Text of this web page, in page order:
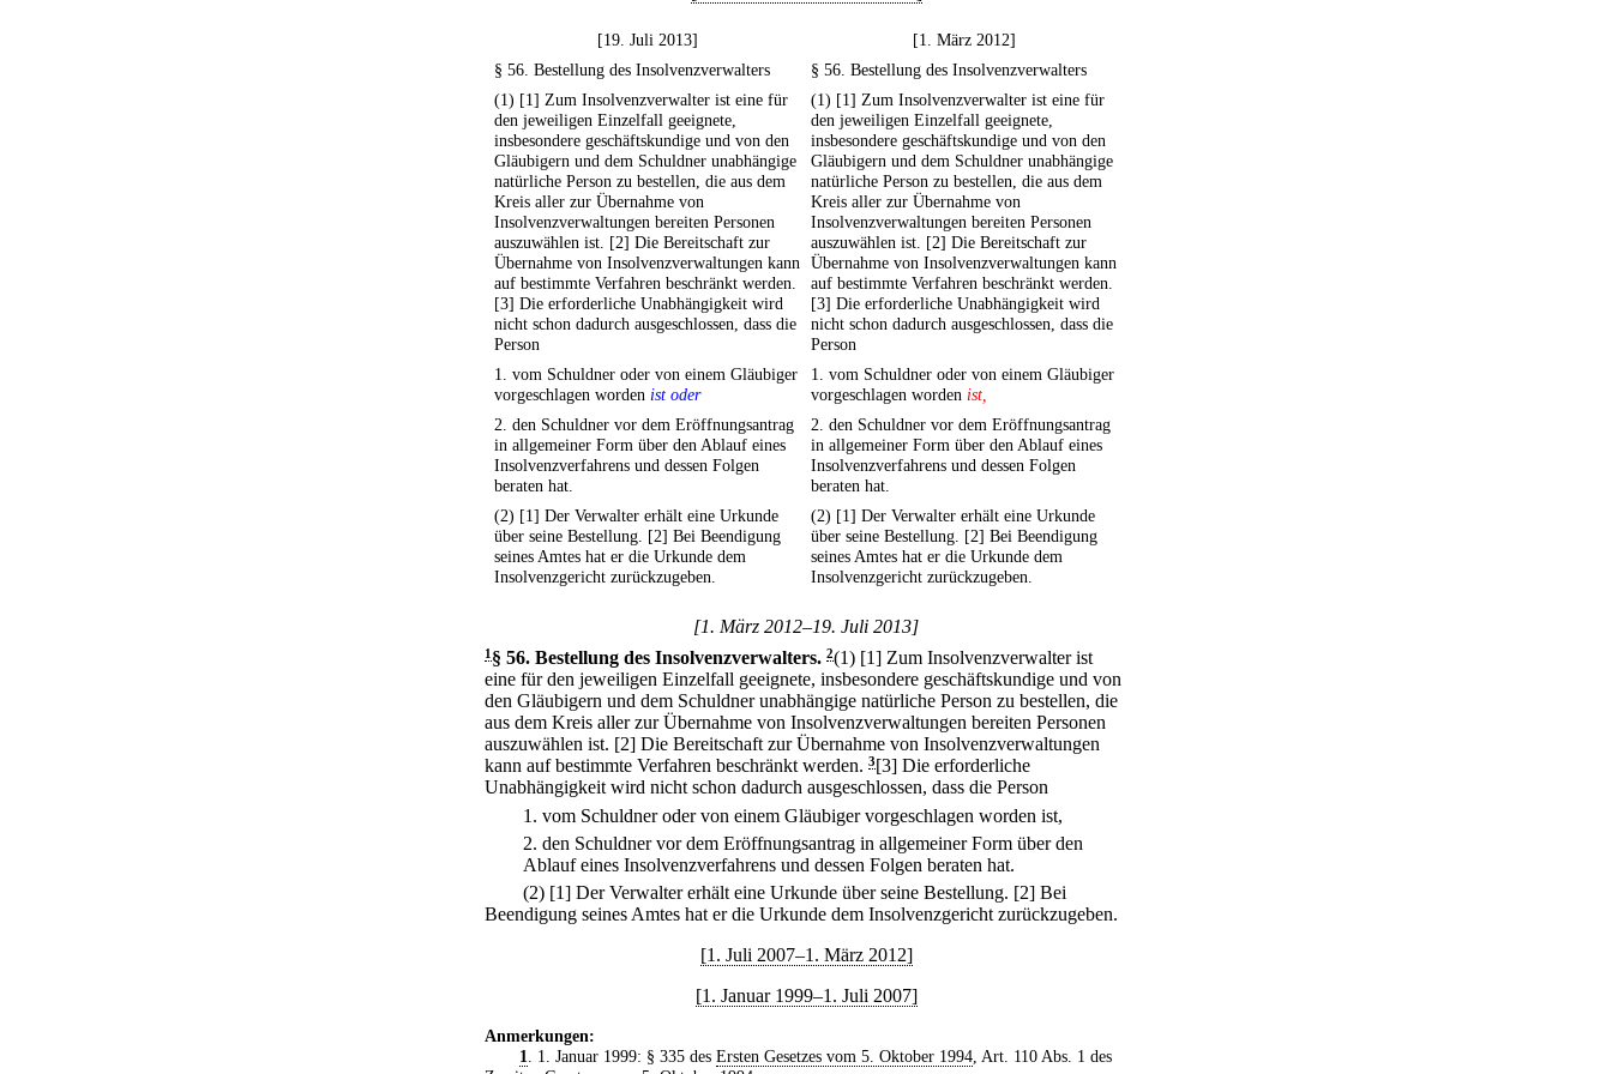
[19. Juli 2013]
[1. März 2012]
§ 56. Bestellung des Insolvenzverwalters
§ 56. Bestellung des Insolvenzverwalters
(1) [1] Zum Insolvenzverwalter ist eine für
den jeweiligen Einzelfall geeignete,
insbesondere geschäftskundige und von den
Gläubigern und dem Schuldner unabhängige
natürliche Person zu bestellen, die aus dem
Kreis aller zur Übernahme von
Insolvenzverwaltungen bereiten Personen
auszuwählen ist. [2] Die Bereitschaft zur
Übernahme von Insolvenzverwaltungen kann
auf bestimmte Verfahren beschränkt werden.
[3] Die erforderliche Unabhängigkeit wird
nicht schon dadurch ausgeschlossen, dass die
Person
(1) [1] Zum Insolvenzverwalter ist eine für
den jeweiligen Einzelfall geeignete,
insbesondere geschäftskundige und von den
Gläubigern und dem Schuldner unabhängige
natürliche Person zu bestellen, die aus dem
Kreis aller zur Übernahme von
Insolvenzverwaltungen bereiten Personen
auszuwählen ist. [2] Die Bereitschaft zur
Übernahme von Insolvenzverwaltungen kann
auf bestimmte Verfahren beschränkt werden.
[3] Die erforderliche Unabhängigkeit wird
nicht schon dadurch ausgeschlossen, dass die
Person
1. vom Schuldner oder von einem Gläubiger
vorgeschlagen worden ist oder
1. vom Schuldner oder von einem Gläubiger
vorgeschlagen worden ist,
2. den Schuldner vor dem Eröffnungsantrag
in allgemeiner Form über den Ablauf eines
Insolvenzverfahrens und dessen Folgen
beraten hat.
2. den Schuldner vor dem Eröffnungsantrag
in allgemeiner Form über den Ablauf eines
Insolvenzverfahrens und dessen Folgen
beraten hat.
(2) [1] Der Verwalter erhält eine Urkunde
über seine Bestellung. [2] Bei Beendigung
seines Amtes hat er die Urkunde dem
Insolvenzgericht zurückzugeben.
(2) [1] Der Verwalter erhält eine Urkunde
über seine Bestellung. [2] Bei Beendigung
seines Amtes hat er die Urkunde dem
Insolvenzgericht zurückzugeben.
[1. März 2012–19. Juli 2013]
1§ 56. Bestellung des Insolvenzverwalters. 2(1) [1] Zum Insolvenzverwalter ist
eine für den jeweiligen Einzelfall geeignete, insbesondere geschäftskundige und von
den Gläubigern und dem Schuldner unabhängige natürliche Person zu bestellen, die
aus dem Kreis aller zur Übernahme von Insolvenzverwaltungen bereiten Personen
auszuwählen ist. [2] Die Bereitschaft zur Übernahme von Insolvenzverwaltungen
kann auf bestimmte Verfahren beschränkt werden. 3[3] Die erforderliche
Unabhängigkeit wird nicht schon dadurch ausgeschlossen, dass die Person
1. vom Schuldner oder von einem Gläubiger vorgeschlagen worden ist,
2. den Schuldner vor dem Eröffnungsantrag in allgemeiner Form über den
Ablauf eines Insolvenzverfahrens und dessen Folgen beraten hat.
(2) [1] Der Verwalter erhält eine Urkunde über seine Bestellung. [2] Bei
Beendigung seines Amtes hat er die Urkunde dem Insolvenzgericht zurückzugeben.
[1. Juli 2007–1. März 2012]
[1. Januar 1999–1. Juli 2007]
Anmerkungen:
1
. 1. Januar 1999: § 335 des Ersten Gesetzes vom 5. Oktober 1994, Art. 110 Abs. 1 des